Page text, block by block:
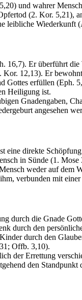
und wahrer
(2. Kor. 5,21),
leibliche Wiederkunft
16,7). Er überführt
12,13). Er
Gottes erfüllen (Eph.
Heiligung ist.
Gnadengaben,
angesehen
eine direkte
in Sünde (1.
weder auf dem
verbunden mit
durch die Gnade
durch den
durch den
Offb. 3,10).
der Errettung
den